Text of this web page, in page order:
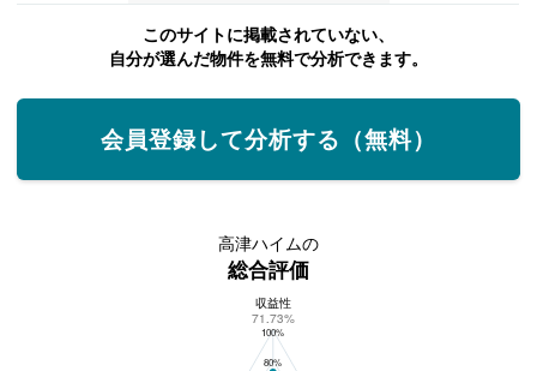
このサイトに掲載されていない、
自分が選んだ物件を無料で分析できます。
会員登録して分析する（無料）
高津ハイムの
総合評価
高津ハイムの総合評価
100%
80%
収益性
71.73%